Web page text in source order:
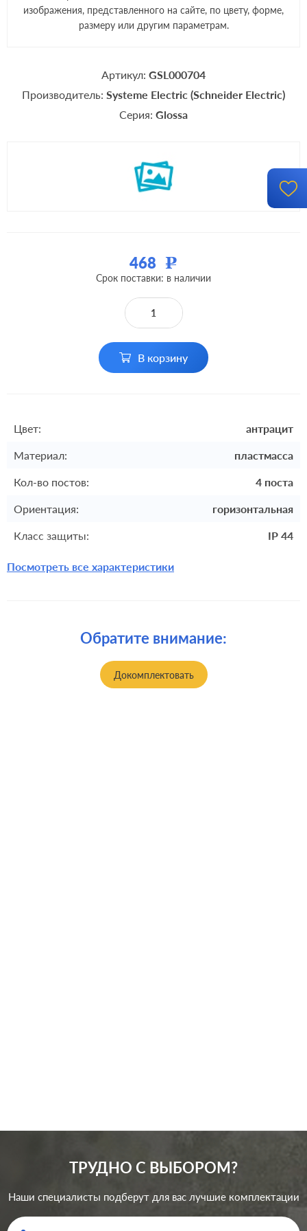
изображения, представленного на сайте, по цвету, форме,
размеру или другим параметрам.
Артикул: GSL000704
Производитель: Systeme Electric (Schneider Electric)
Серия: Glossa
468 Р
Срок поставки: в наличии
В корзину
Посмотреть все характеристики
Цвет: антрацит
Материал: пластмасса
Кол-во постов: 4 поста
Ориентация: горизонтальная
Класс защиты: IP 44
Обратите внимание:
Докомплектовать
ТРУДНО С ВЫБОРОМ?
Наши специалисты подберут для вас лучшие комплектации